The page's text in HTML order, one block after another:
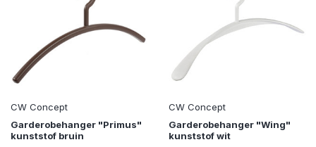
CW Concept
Garderobehanger "Primus"
kunststof bruin
CW Concept
Garderobehanger "Wing"
kunststof wit